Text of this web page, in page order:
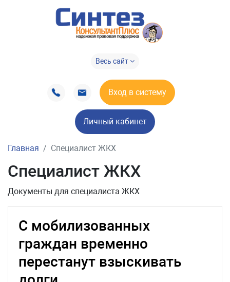
Весь сайт
Вход в систему
Личный кабинет
Главная Специалист ЖКХ
Специалист ЖКХ
Документы для специалиста ЖКХ
С мобилизованных
граждан временно
перестанут взыскивать